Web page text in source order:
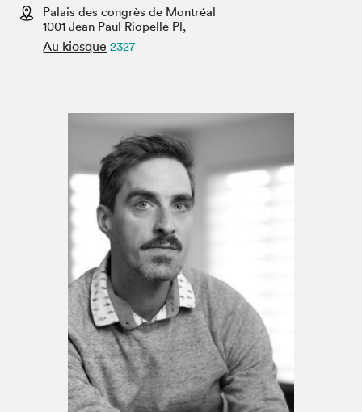
Espace médias
Palais des congrès de Montréal
1001 Jean Paul Riopelle Pl,
Au kiosque 2327